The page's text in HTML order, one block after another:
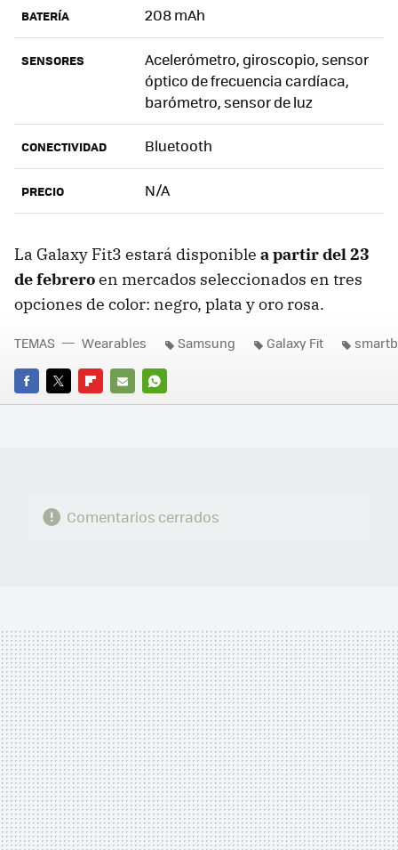
BATERÍA 208 mAh
SENSORES
Acelerómetro, giroscopio, sensor
óptico de frecuencia cardíaca,
barómetro, sensor de luz
CONECTIVIDAD Bluetooth
PRECIO N/A
La Galaxy Fit3 estará disponible a partir del 23
de febreroen mercados seleccionados en tres
opciones de color: negro, plata y oro rosa.
FACEBOOK
TWITTERFLIPBOARD
E-
WHATSAPP
TEMAS Wearables Samsung Galaxy Fit
Comentarios cerrados